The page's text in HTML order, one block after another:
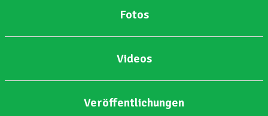
Fotos
Videos
Veröffentlichungen